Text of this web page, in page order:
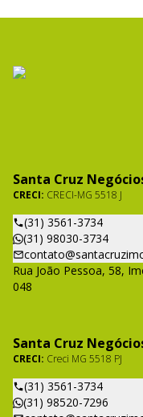
Santa Cruz
CRECI: CRECI-MG 5518 J
(31) 3561-3734
(31) 98030-3734
Rua João Pessoa, 58,
048
Santa Cruz
CRECI: Creci MG 5518 PJ
(31) 3561-3734
(31) 98520-7296